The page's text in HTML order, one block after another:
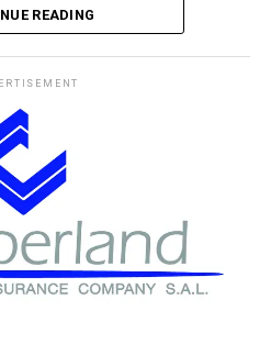
بوتين في مارس الماضي مرسوما
على تصريح مسبق من هيئة الرقابة
READING